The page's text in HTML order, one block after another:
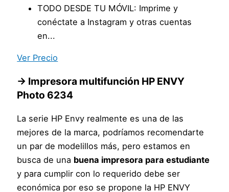
TODO DESDE TU MÓVIL: Imprime y
conéctate a Instagram y otras cuentas
en...
Ver Precio
→ Impresora multifunción HP ENVY
Photo 6234
La serie HP Envy realmente es una de las
mejores de la marca, podríamos recomendarte
un par de modelillos más, pero estamos en
busca de una buena impresora para estudiante
y para cumplir con lo requerido debe ser
económica por eso se propone la HP ENVY